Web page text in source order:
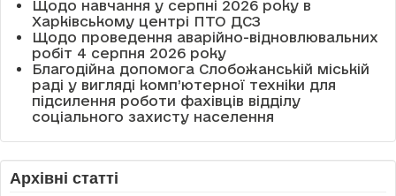
Щодо навчання у серпні 2026 року в
Харківському центрі ПТО ДСЗ
Щодо проведення аварійно-відновлювальних
робіт 4 серпня 2026 року
Благодійна допомога Слобожанській міській
раді у вигляді комп’ютерної техніки для
підсилення роботи фахівців відділу
соціального захисту населення
Архівні статті